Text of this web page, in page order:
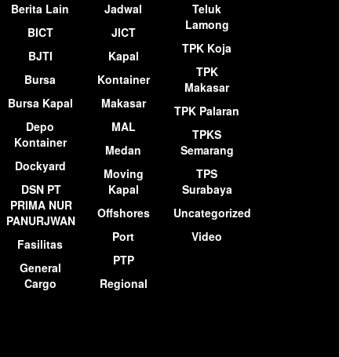
Berita Lain
BICT
BJTI
Bursa
Bursa Kapal
Depo
Kontainer
Dockyard
DSN PT
PRIMA NUR
PANURJWAN
Fasilitas
General
Cargo
Jadwal
JICT
Kapal
Kontainer
Makasar
MAL
Medan
Moving
Kapal
Offshores
Port
PTP
Regional
Teluk
Lamong
TPK Koja
TPK
Makasar
TPK Palaran
TPKS
Semarang
TPS
Surabaya
Uncategorized
Video